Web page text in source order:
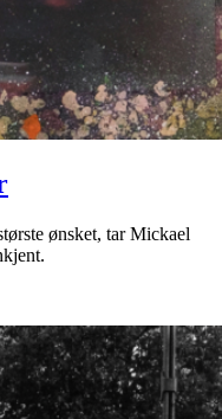
ønsket, tar Mickael